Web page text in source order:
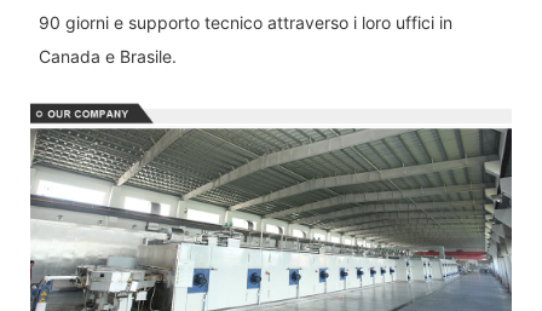
90 giorni e supporto tecnico attraverso i loro uffici in
Canada e Brasile.